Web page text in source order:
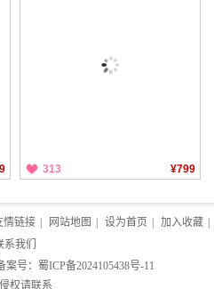
313 ¥799
情链接 网站地图 设为首页 加入收藏
系我们
案号： 蜀ICP备2024105438号-11
权请联系